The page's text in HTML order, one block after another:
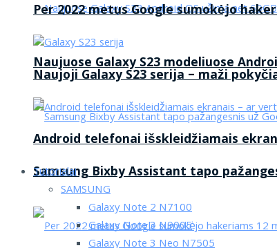
Naujuose Galaxy S23 modeliuose
Samsung Bixby Assistant tapo
Per 2022 metus Google sumokėjo
Naujoji Galaxy S23 serija – maži
Android telefonai išskleidžiamais
Tutorialai
SAMSUNG
Galaxy Note 2 N7100
Galaxy Note 3 N9005